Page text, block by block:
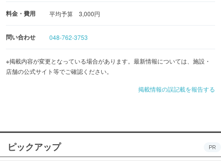
料金・費用 平均予算 3,000円
問い合わせ 048-762-3753
※掲載内容が変更となっている場合があります。最新情報については、施設・
店舗の公式サイト等でご確認ください。
掲載情報の誤記載を報告する
ピックアップ PR